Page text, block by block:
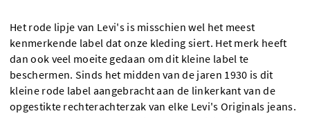
Het rode lipje van Levi's is misschien wel het meest
kenmerkende label dat onze kleding siert. Het merk heeft
dan ook veel moeite gedaan om dit kleine label te
beschermen. Sinds het midden van de jaren 1930 is dit
kleine rode label aangebracht aan de linkerkant van de
opgestikte rechterachterzak van elke Levi's Originals jeans.